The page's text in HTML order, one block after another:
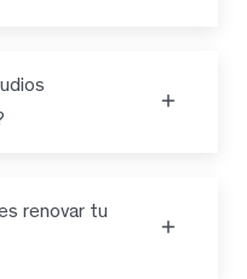
renovar tu